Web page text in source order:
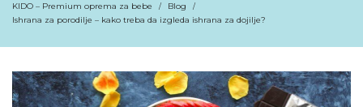
KIDO – Premium oprema za bebe / Blog /
Ishrana za porodilje – kako treba da izgleda ishrana za dojilje?